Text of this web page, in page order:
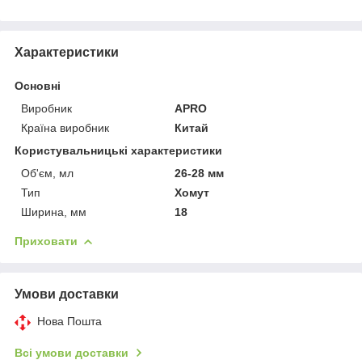
Характеристики
Основні
Виробник
APRO
Країна виробник
Китай
Користувальницькі характеристики
Об'єм, мл
26-28 мм
Тип
Хомут
Ширина, мм
18
Приховати
Умови доставки
Нова Пошта
Всі умови доставки